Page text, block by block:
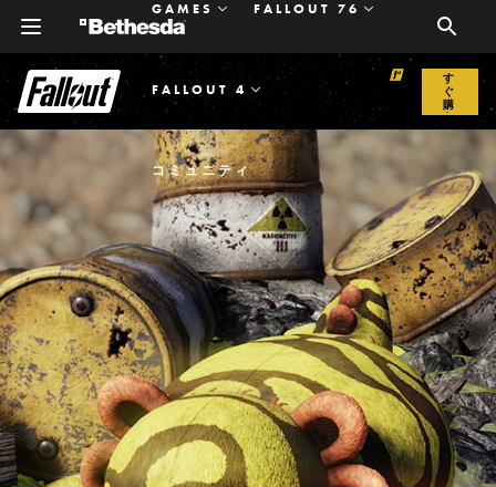
GAMES FALLOUT 76
FALLOUT 4
コミュニティ
す
ぐ
購
入